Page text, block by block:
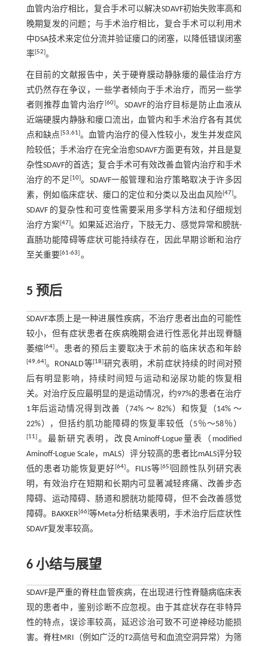
血管内治疗相比，复合手术可以解决SDAVF初始失败率高和
晚期复发的问题；与手术治疗相比，复合手术可以利用术
中DSA技术来定位分流并验证瘘口的闭塞，以降低错误闭塞
率[52]。
在目前的文献报告中，关于硬脊膜动静脉瘘的最佳治疗方
式仍然存在争议，一些学者倾向于手术治疗，而另一些学
者则推荐血管内治疗 [60]。SDAVF的治疗目标是防止血液从
近端硬膜内静脉和瘘口流出，血管内和手术治疗各有其优
点和缺点 [53,61]。血管内治疗的侵入性较小，发生并发症风
险较低；手术治疗在完全治愈SDAVF方面更有效，并且是复
杂性SDAVF的首选；复合手术可有效改善血管内治疗和手术
治疗的不足 [10]。SDAVF一般管理和治疗策略取决于许多因
素，例如临床症状、瘘口的定位和分类以及出血风险[47]。
SDAVF 的复杂性和可变性需要采用多学科方法和仔细规划
治疗方案[47]。如果延迟治疗，下肢无力、感觉异常和膀胱-
直肠功能障碍等症状可能持续存在，因此早期诊断和治疗
至关重要[61-63] 。
5 预后
SDAVF本质上是一种进展性疾病，不治疗患者出血的可能性
较小，但有症状患者在疾病晚期会进行性恶化并出现脊髓
萎缩[64]。患者的预后主要取决于术前的临床状态和年龄
[49,64]。RONALD等[18]研究表明，术前症状持续的时间对预
后有明显影响，持续时间短与运动和泌尿功能的恢复相
关。对治疗反应最明显的是运动情况，约97%的患者在治疗
1年后运动情况得到改善（74% ～ 82%）和恢复（14% ～
22%），但括约肌功能障碍的恢复率较低（5％～58％）
[11]。最新研究表明，改良Aminoff-Logue量表（modified
Aminoff-Logue Scale，mALS）评分较高的患者比mALS评分较
低的患者功能恢复更好[64]。FILIS等[65]回顾性队列研究表
明，有效治疗在短期和长期内可显著减轻疼痛、改善步态
障碍、运动障碍、肠道和膀胱功能障碍，但不会改善感觉
障碍。BAKKER[66]等Meta分析结果表明，手术治疗后症状性
SDAVF复发率较高。
6 小结与展望
SDAVF是严重的脊柱血管疾病，在出现进行性脊髓病临床表
现的患者中，鉴别诊断不应忽视。由于其症状存在非特异
性的特点，误诊率较高，延迟诊治可致不可逆神经功能损
害。脊柱MRI（例如广泛的T2高信号和血流空洞异常）为筛